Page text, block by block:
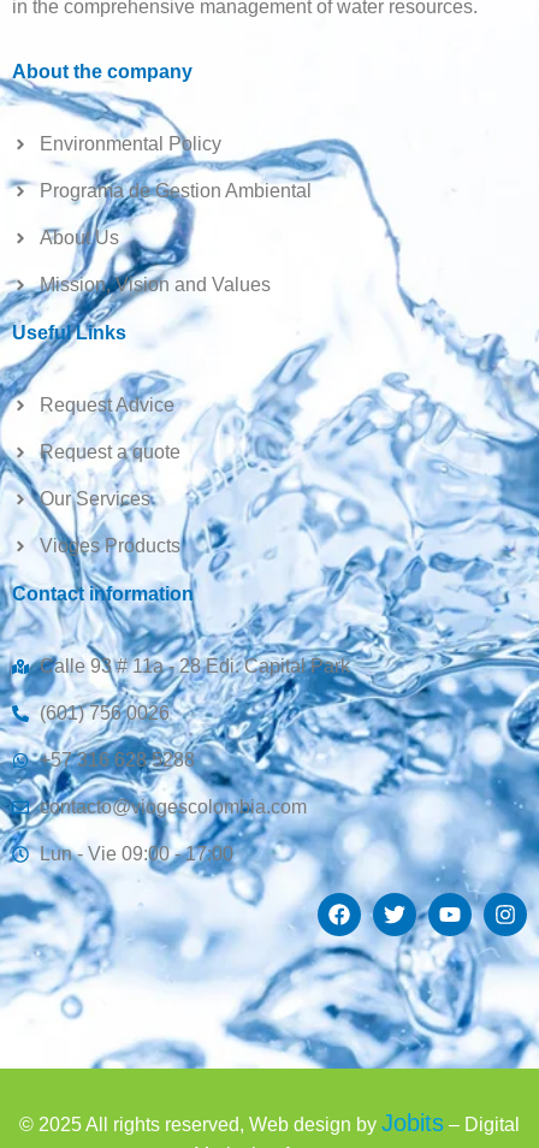
in the comprehensive management of water resources.
About the company
Environmental Policy
Programa de Gestion Ambiental
About Us
Mission, Vision and Values
Useful Links
Request Advice
Request a quote
Our Services
Vioges Products
Contact information
Calle 93 # 11a - 28 Edi. Capital Park
(601) 756 0026
+57 316 628 5288
contacto@viogescolombia.com
Lun - Vie 09:00 - 17:00
© 2025 All rights reserved, Web design by Jobits – Digital